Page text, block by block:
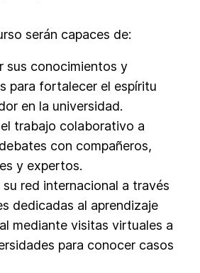
serán capaces de:
sus conocimientos y
para fortalecer el espíritu
en la universidad.
trabajo colaborativo a
con compañeros,
y expertos.
su red internacional a través
dedicadas al aprendizaje
mediante visitas virtuales a
para conocer casos